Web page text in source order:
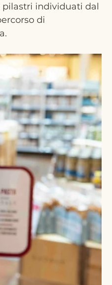
pilastri individuati dal
di